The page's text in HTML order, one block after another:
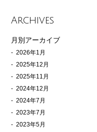
Archives
月別アーカイブ
2026年1月
2025年12月
2025年11月
2024年12月
2024年7月
2023年7月
2023年5月